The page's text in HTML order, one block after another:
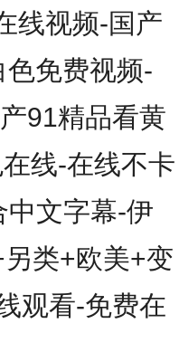
线视频-国产
免费视频-
91精品看黄
线-在线不卡
中文字幕-伊
类+欧美+变
观看-免费在